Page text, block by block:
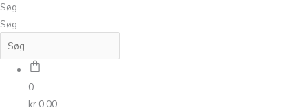
Søg
Søg
0
kr. 0,00